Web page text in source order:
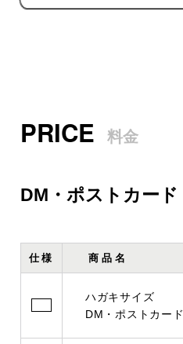
PRICE 料金
DM・ポストカード
仕様 商品名
ハガキサイズ
DM・ポストカード